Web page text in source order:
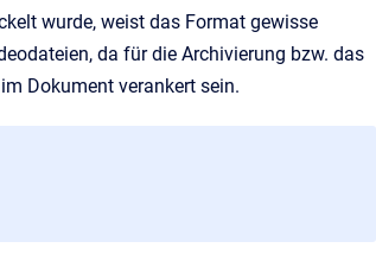
wurde, weist das Format gewisse
da für die Archivierung bzw. das
Dokument verankert sein.